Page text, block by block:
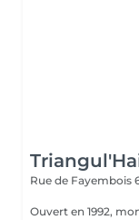
Rue de Fayembois
Ouvert en 1992,